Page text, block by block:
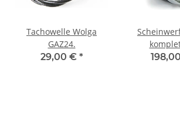
Tachowelle Wolga
GAZ24.
29,00 € *